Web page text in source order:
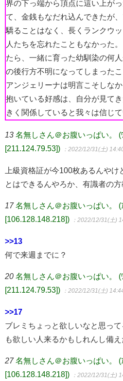
界の下っ端から頂点に這い上が
て、金銭もなだれ込んできたが
驕ることはなく、長くランクウ
人たちを忘れたこともなかった
たら、一緒に育った幼馴染の何
の後行方不明になってしまったこ
アンジェリーナは明言こそしな
抱いている好感は、自分が見て
きく関係していると我々は信じて
13 名無しさん＠お腹いっぱい。 (
[211.124.79.53])
：2022/12/31(土)
上級資格証が今100枚あるんや
とはできるんやろか、有識者の方
17 名無しさん＠お腹いっぱい。 (
[106.128.148.218])
：2022/12/31(土)
>>13
何で来週までに？
20 名無しさん＠お腹いっぱい。 (
[211.124.79.53])
：2022/12/31(土)
>>17
ブレミちょっと欲しいなと思っ
も欲しい人来るかもしれんし備
27 名無しさん＠お腹いっぱい。 (
[106.128.148.218])
：2022/12/31(土)